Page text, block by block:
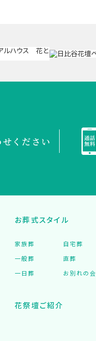
ください
お葬式スタイル
家族葬
自宅葬
一般葬
直葬
一日葬
お別れの会
花祭壇ご紹介